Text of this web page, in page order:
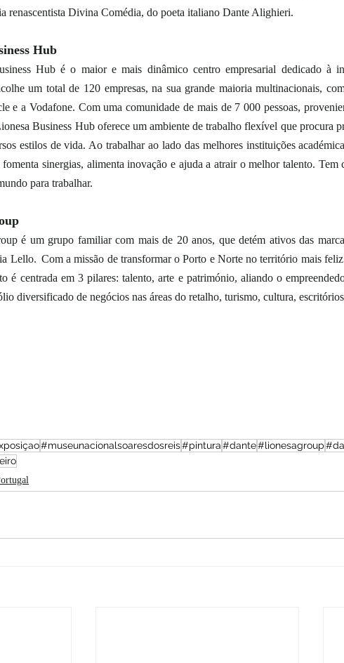
renascentista Divina Comédia, do poeta italiano Dante Alighieri.
Hub
Hub é o maior e mais dinâmico centro empresarial dedicado à
um total de 120 empresas, na sua grande maioria multinacionais,
e a Vodafone. Com uma comunidade de mais de 7 000 pessoas,
Business Hub oferece um ambiente de trabalho flexível que procura
estilos de vida. Ao trabalhar ao lado das melhores instituições
sinergias, alimenta inovação e ajuda a atrair o melhor talento. Tem
para trabalhar.
é um grupo familiar com mais de 20 anos, que detém ativos das
Lello.  Com a missão de transformar o Porto e Norte no território mais feliz
é centrada em 3 pilares: talento, arte e património, aliando o
diversificado de negócios nas áreas do retalho, turismo, cultura,
#museunacionalsoaresdosreis#pintura#dante#lionesagroup